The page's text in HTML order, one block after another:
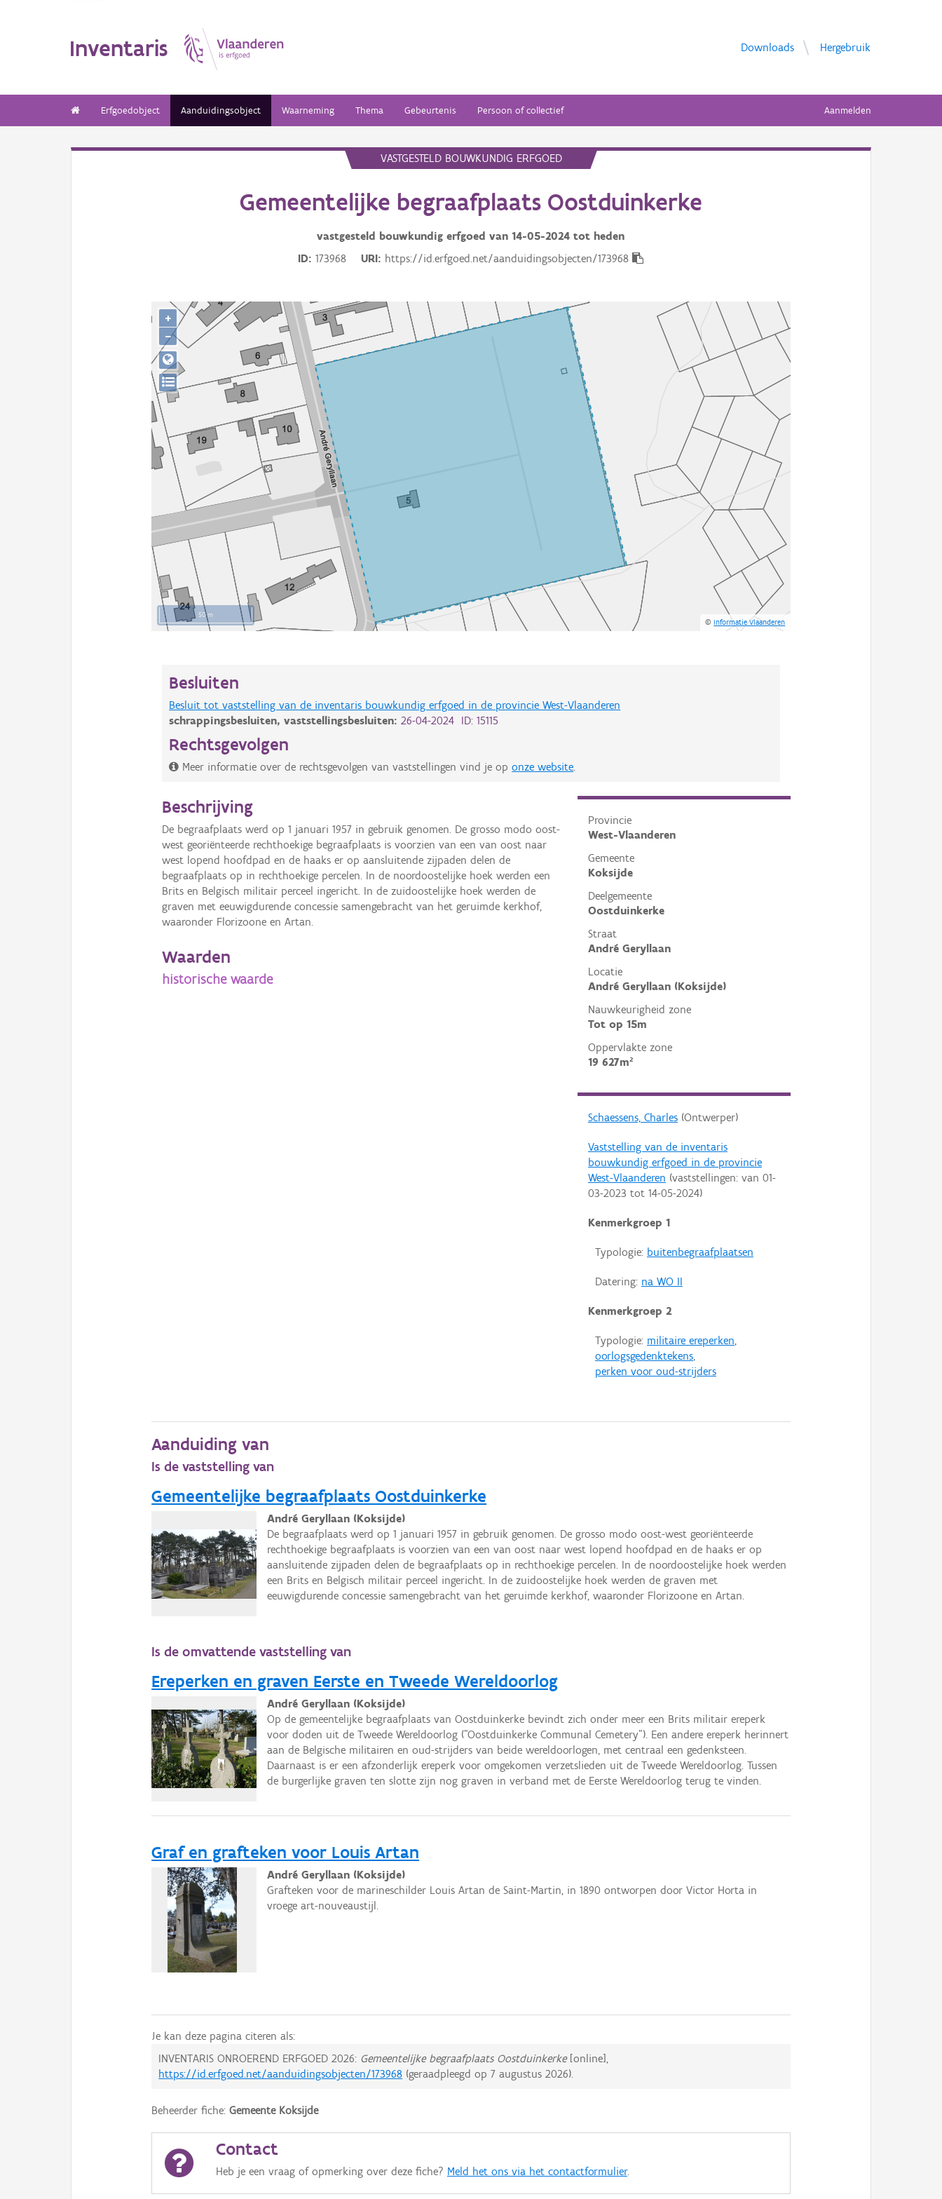
Inventaris Downloads Hergebruik
Erfgoedobject Aanduidingsobject Waarneming Thema Gebeurtenis Persoon of collectief Aanmelden
VASTGESTELD BOUWKUNDIG ERFGOED
Gemeentelijke begraafplaats Oostduinkerke
vastgesteld bouwkundig erfgoed van14-05-2024 tot heden
ID
173968 URI https://id.erfgoed.net/aanduidingsobjecten/173968
50 m
©Informatie Vlaanderen
+
−
Besluiten
Besluit tot vaststelling van de inventaris bouwkundig erfgoed in de provincie West-Vlaanderen
schrappingsbesluiten,vaststellingsbesluiten:26-04-2024 ID: 15115
Rechtsgevolgen
Meer informatie over de rechtsgevolgen van vaststellingen vind je oponze website.
Provincie
West-Vlaanderen
Gemeente
Koksijde
Deelgemeente
Oostduinkerke
Straat
André Geryllaan
Locatie
André Geryllaan (Koksijde)
Nauwkeurigheid zone
Tot op 15m
Oppervlakte zone
19 627m²
Schaessens, Charles(Ontwerper)
Vaststelling van de inventaris
bouwkundig erfgoed in de provincie
West-Vlaanderen (vaststellingen: van 01-
03-2023 tot 14-05-2024)
Kenmerkgroep 1
Typologie: buitenbegraafplaatsen
Datering: na WO II
Kenmerkgroep 2
Typologie: militaire ereperken,
oorlogsgedenktekens,
perken voor oud-strijders
Beschrijving
De begraafplaats werd op 1 januari 1957 in gebruik genomen. De grosso modo oost-
west georiënteerde rechthoekige begraafplaats is voorzien van een van oost naar
west lopend hoofdpad en de haaks er op aansluitende zijpaden delen de
begraafplaats op in rechthoekige percelen. In de noordoostelijke hoek werden een
Brits en Belgisch militair perceel ingericht. In de zuidoostelijke hoek werden de
graven met eeuwigdurende concessie samengebracht van het geruimde kerkhof,
waaronder Florizoone en Artan.
Waarden
historische waarde
Aanduiding van
Is de vaststelling van
Gemeentelijke begraafplaats Oostduinkerke
André Geryllaan (Koksijde)
De begraafplaats werd op 1 januari 1957 in gebruik genomen. De grosso modo oost-west georiënteerde
rechthoekige begraafplaats is voorzien van een van oost naar west lopend hoofdpad en de haaks er op
aansluitende zijpaden delen de begraafplaats op in rechthoekige percelen. In de noordoostelijke hoek werden
een Brits en Belgisch militair perceel ingericht. In de zuidoostelijke hoek werden de graven met
eeuwigdurende concessie samengebracht van het geruimde kerkhof, waaronder Florizoone en Artan.
Is de omvattende vaststelling van
Ereperken en graven Eerste en Tweede Wereldoorlog
André Geryllaan (Koksijde)
Op de gemeentelijke begraafplaats van Oostduinkerke bevindt zich onder meer een Brits militair ereperk
voor doden uit de Tweede Wereldoorlog ("Oostduinkerke Communal Cemetery"). Een andere ereperk herinnert
aan de Belgische militairen en oud-strijders van beide wereldoorlogen, met centraal een gedenksteen.
Daarnaast is er een afzonderlijk ereperk voor omgekomen verzetslieden uit de Tweede Wereldoorlog. Tussen
de burgerlijke graven ten slotte zijn nog graven in verband met de Eerste Wereldoorlog terug te vinden.
Graf en grafteken voor Louis Artan
André Geryllaan (Koksijde)
Grafteken voor de marineschilder Louis Artan de Saint-Martin, in 1890 ontworpen door Victor Horta in
vroege art-nouveaustijl.
Je kan deze pagina citeren als:
INVENTARIS ONROEREND ERFGOED 2026: Gemeentelijke begraafplaats Oostduinkerke[online],
https://id.erfgoed.net/aanduidingsobjecten/173968 (geraadpleegd op7 augustus 2026).
Beheerder fiche:Gemeente Koksijde
Contact
Heb je een vraag of opmerking over deze fiche? Meld het ons via het contactformulier.